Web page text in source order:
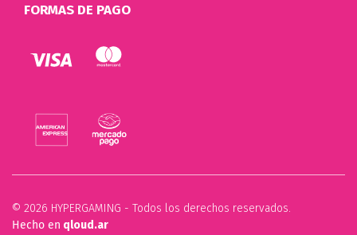
FORMAS DE PAGO
© 2026 HYPERGAMING - Todos los derechos reservados.
Hecho en qloud.ar